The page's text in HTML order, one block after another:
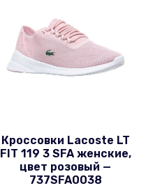
Кроссовки Lacoste LT
FIT 119 3 SFA женские,
цвет розовый —
737SFA0038